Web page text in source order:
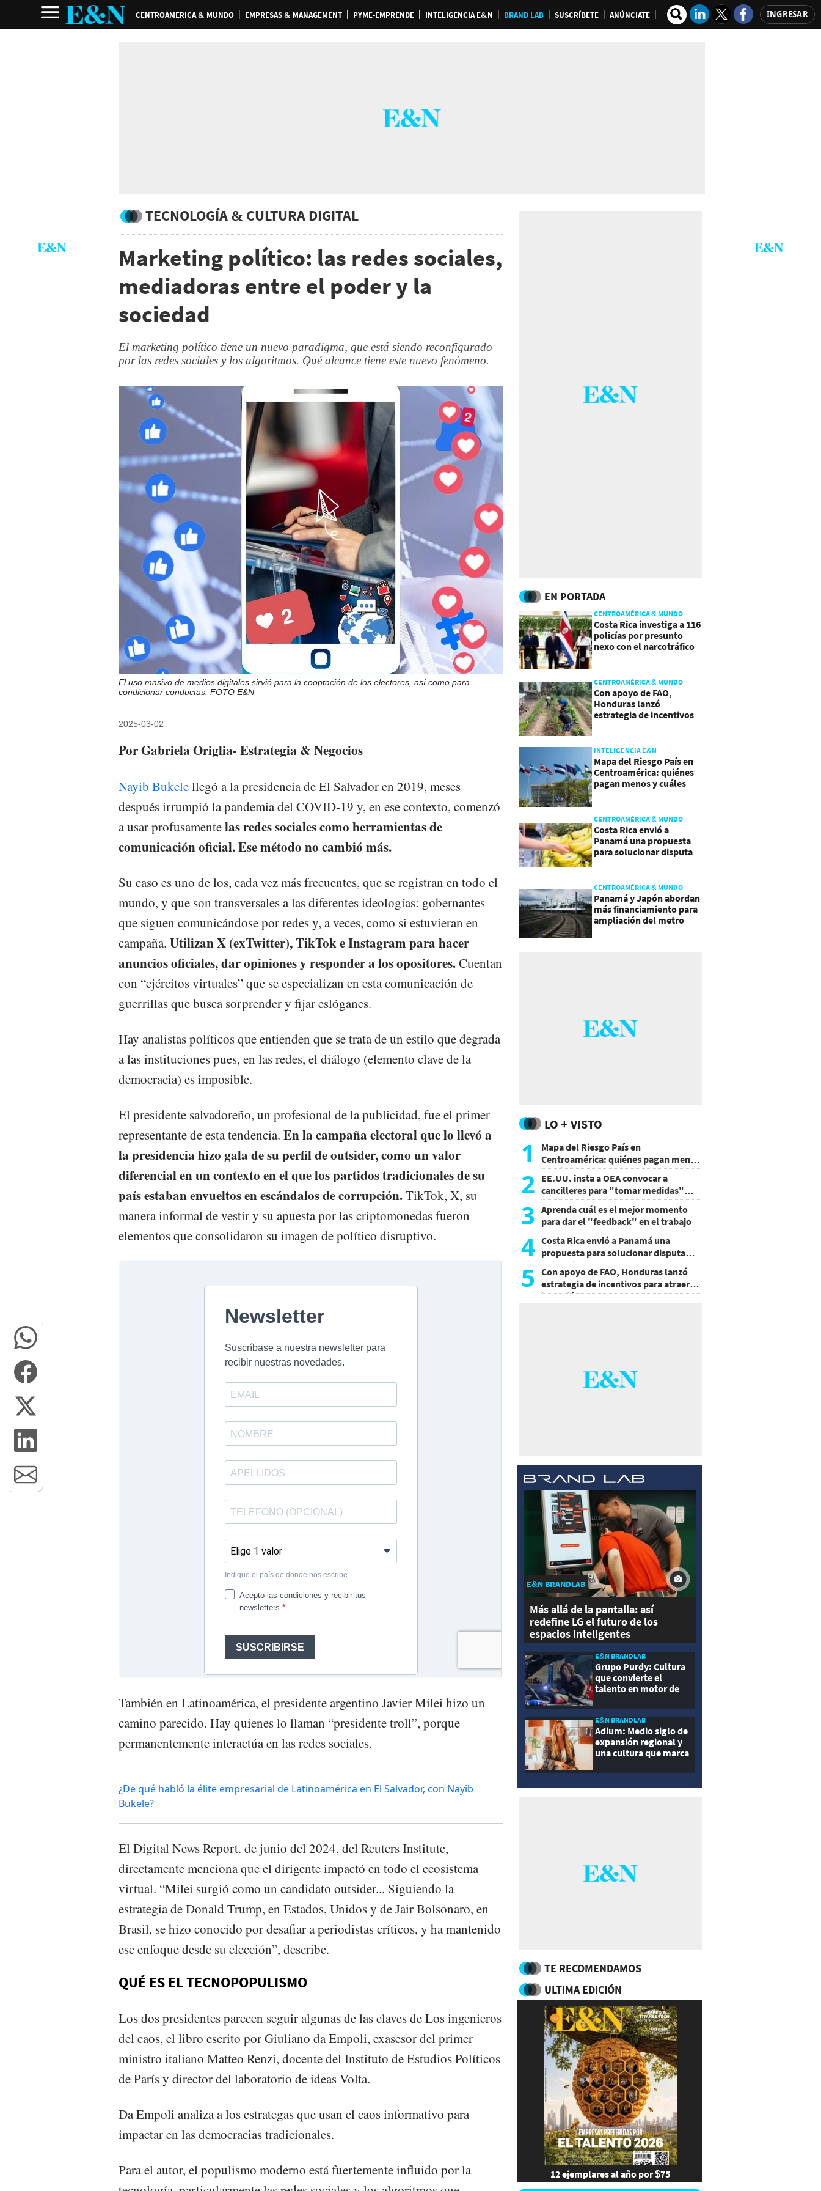
CENTROAMERICA & MUNDO EMPRESAS & MANAGEMENT PYME-EMPRENDE INTELIGENCIA E&N BRAND LAB SUSCRÍBETE ANÚNCIATE INGRESAR
TECNOLOGÍA & CULTURA DIGITAL
Marketing político: las redes sociales,
mediadoras entre el poder y la
sociedad
El marketing político tiene un nuevo paradigma, que está siendo reconfigurado
por las redes sociales y los algoritmos. Qué alcance tiene este nuevo fenómeno.
El uso masivo de medios digitales sirvió para la cooptación de los electores, así como para
condicionar conductas. FOTO E&N
2025-03-02
Por Gabriela Origlia- Estrategia & Negocios
Nayib Bukelellegó a la presidencia de El Salvador en 2019, meses
después irrumpió la pandemia del COVID-19 y, en ese contexto, comenzó
a usar profusamentelas redes sociales como herramientas de
comunicación oficial. Ese método no cambió más.
Su caso es uno de los, cada vez más frecuentes, que se registran en todo el
mundo, y que son transversales a las diferentes ideologías: gobernantes
que siguen comunicándose por redes y, a veces, como si estuvieran en
campaña. Utilizan X (exTwitter), TikTok e Instagram para hacer
anuncios oficiales, dar opiniones y responder a los opositores.Cuentan
con “ejércitos virtuales” que se especializan en esta comunicación de
guerrillas que busca sorprender y fijar eslóganes.
Hay analistas políticos que entienden que se trata de un estilo que degrada
a las instituciones pues, en las redes, el diálogo (elemento clave de la
democracia) es imposible.
El presidente salvadoreño, un profesional de la publicidad, fue el primer
representante de esta tendencia. En la campaña electoral que lo llevó a
la presidencia hizo gala de su perfil de outsider, como un valor
diferencial en un contexto en el que los partidos tradicionales de su
país estaban envueltos en escándalos de corrupción.TikTok, X, su
manera informal de vestir y su apuesta por las criptomonedas fueron
elementos que consolidaron su imagen de político disruptivo.
También en Latinoamérica, el presidente argentino Javier Milei hizo un
camino parecido. Hay quienes lo llaman “presidente troll”, porque
permanentemente interactúa en las redes sociales.
¿De qué habló la élite empresarial de Latinoamérica en El Salvador, con Nayib
Bukele?
El Digital News Report. de junio del 2024, del Reuters Institute,
directamente menciona que el dirigente impactó en todo el ecosistema
virtual. “Milei surgió como un candidato outsider... Siguiendo la
estrategia de Donald Trump, en Estados, Unidos y de Jair Bolsonaro, en
Brasil, se hizo conocido por desafiar a periodistas críticos, y ha mantenido
ese enfoque desde su elección”, describe.
QUÉ ES EL TECNOPOPULISMO
Los dos presidentes parecen seguir algunas de las claves de Los ingenieros
del caos, el libro escrito por Giuliano da Empoli, exasesor del primer
ministro italiano Matteo Renzi, docente del Instituto de Estudios Políticos
de París y director del laboratorio de ideas Volta.
Da Empoli analiza a los estrategas que usan el caos informativo para
impactar en las democracias tradicionales.
Para el autor, el populismo moderno está fuertemente influido por la
EN PORTADA
CENTROAMÉRICA & MUNDO
Costa Rica investiga a 116
policías por presunto
nexo con el narcotráfico
CENTROAMÉRICA & MUNDO
Con apoyo de FAO,
Honduras lanzó
estrategia de incentivos
INTELIGENCIA E&N
Mapa del Riesgo País en
Centroamérica: quiénes
pagan menos y cuáles
CENTROAMÉRICA & MUNDO
Costa Rica envió a
Panamá una propuesta
para solucionar disputa
CENTROAMÉRICA & MUNDO
Panamá y Japón abordan
más financiamiento para
ampliación del metro
LO + VISTO
1
Mapa del Riesgo País en
Centroamérica: quiénes pagan menos
y cuáles mejoraron
2 EE.UU. insta a OEA convocar a
cancilleres para "tomar medidas"
sobre Nicaragua
3 Aprenda cuál es el mejor momento
para dar el "feedback" en el trabajo
4 Costa Rica envió a Panamá una
propuesta para solucionar disputa
comercial
5
Con apoyo de FAO, Honduras lanzó
estrategia de incentivos para atraer
inversión al agro
E&N BRANDLAB
Más allá de la pantalla: así
redefine LG el futuro de los
espacios inteligentes
E&N BRANDLAB
Grupo Purdy: Cultura
que convierte el
talento en motor de
E&N BRANDLAB
Adium: Medio siglo de
expansión regional y
una cultura que marca
TE RECOMENDAMOS
ULTIMA EDICIÓN
12 ejemplares al año por $75